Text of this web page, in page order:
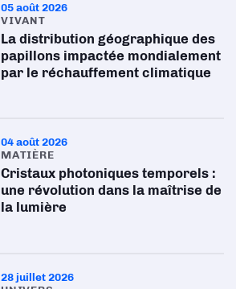
05 août 2026
VIVANT
La distribution géographique des
papillons impactée mondialement
par le réchauffement climatique
04 août 2026
MATIÈRE
Cristaux photoniques temporels :
une révolution dans la maîtrise de
la lumière
28 juillet 2026